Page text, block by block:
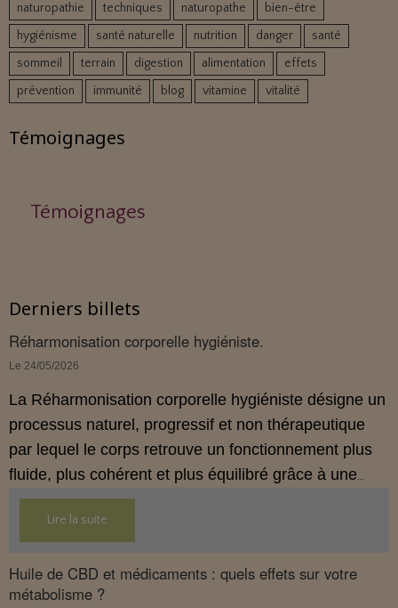
naturopathie
techniques naturopathe
bien-être
hygiénisme
santé naturelle nutrition danger
santé
sommeil
terrain digestion alimentation
effets
prévention
immunité blog vitamine vitalité
Témoignages
Témoignages
Derniers billets
Réharmonisation corporelle hygiéniste.
Le 24/05/2026
La Réharmonisation corporelle hygiéniste désigne un
processus naturel, progressif et non thérapeutique
par lequel le corps retrouve un fonctionnement plus
fluide, plus cohérent et plus équilibré grâce à une
hygiène de vie adaptée.
Lire la suite
Huile de CBD et médicaments : quels effets sur votre
métabolisme ?